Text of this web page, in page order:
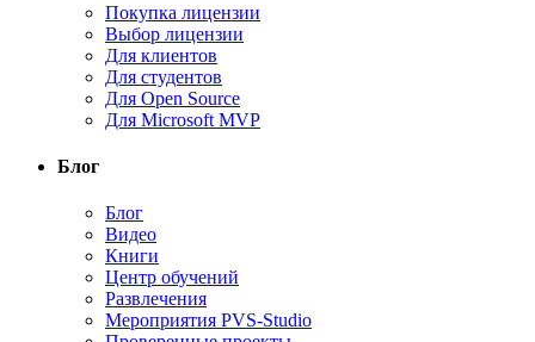
Покупка лицензии
Выбор лицензии
Для клиентов
Для студентов
Для Open Source
Для Microsoft MVP
Блог
Блог
Видео
Книги
Центр обучений
Развлечения
Мероприятия PVS-Studio